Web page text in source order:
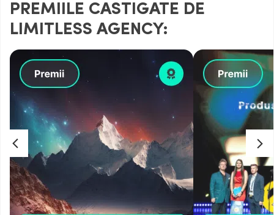
PREMIILE CASTIGATE DE
LIMITLESS AGENCY: